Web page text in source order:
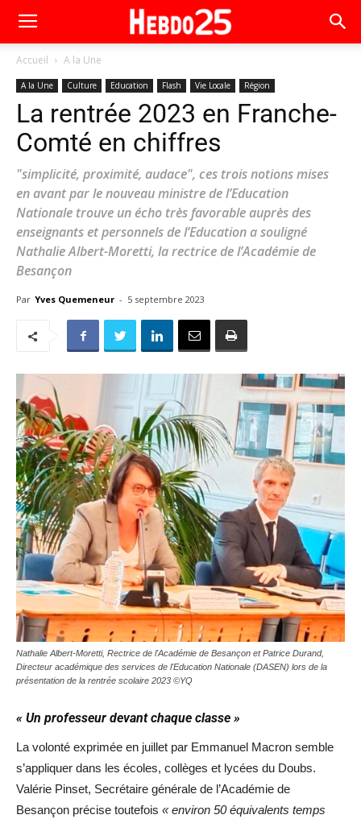
Accueil A la Une
A la Une Culture Education Flash Vie Locale Région
La rentrée 2023 en Franche-
Comté en chiffres
"simplicité, proximité, audace", ces trois notions mises
en avant par le nouveau ministre de l’Education
Nationale trouve un écho très favorable auprès des
enseignants et personnels de l’Education a souligné
Nathalie Albert-Moretti, la rectrice de l’Académie de
Besançon
Par Yves Quemeneur - 5 septembre 2023
Nathalie Albert-Moretti, Rectrice de l'Académie de Besançon et Patrice Durand,
Directeur académique des services de l'Education Nationale (DASEN) lors de la
présentation de la rentrée scolaire 2023 ©YQ
« Un professeur devant chaque classe »
La volonté exprimée en juillet par Emmanuel Macron semble
s’appliquer dans les écoles, collèges et lycées du Doubs.
Valérie Pinset, Secrétaire générale de l’Académie de
Besançon précise toutefois « environ 50 équivalents temps